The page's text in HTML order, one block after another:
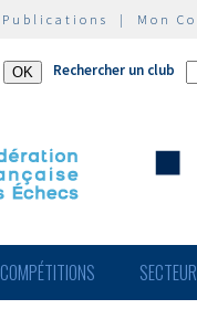
Publications | Mon
Rechercher un club
COMPÉTITIONS